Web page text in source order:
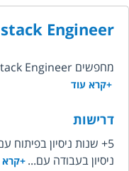
Engineer
מחפשים Senior Full stack Engineer לסטארט-אפ צעיר המפתח פלטפורמה מבוססת AI המשמשת...
+קרא עוד
דרישות
5+ שנות ניסיון בפיתוח עם NodeJS + React
ניסיון בעבודה עם... +קרא